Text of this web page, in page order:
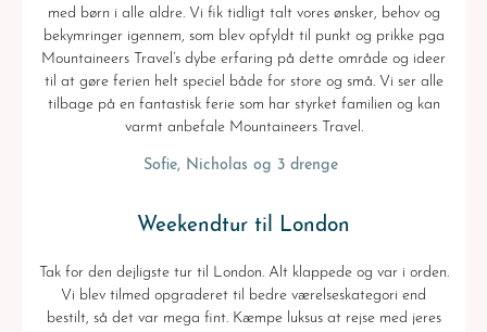
med børn i alle aldre. Vi fik tidligt talt vores ønsker, behov og
bekymringer igennem, som blev opfyldt til punkt og prikke pga
Mountaineers Travel’s dybe erfaring på dette område og ideer
til at gøre ferien helt speciel både for store og små. Vi ser alle
tilbage på en fantastisk ferie som har styrket familien og kan
varmt anbefale Mountaineers Travel.
Sofie, Nicholas og 3 drenge
Weekendtur til London
Tak for den dejligste tur til London. Alt klappede og var i orden.
Vi blev tilmed opgraderet til bedre værelseskategori end
bestilt, så det var mega fint. Kæmpe luksus at rejse med jeres